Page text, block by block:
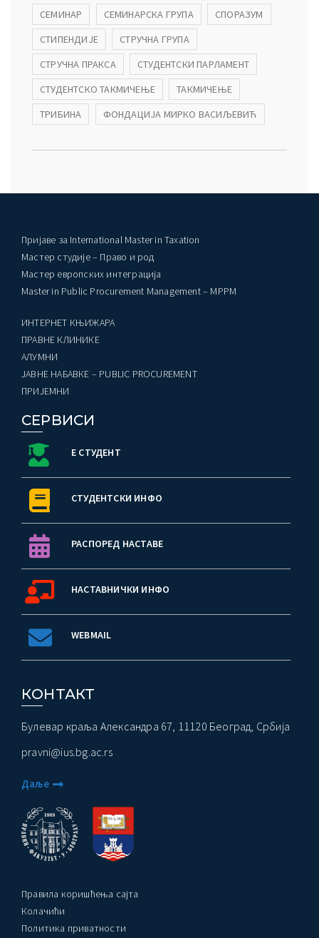
СЕМИНАР
СЕМИНАРСКА ГРУПА
СПОРАЗУМ
СТИПЕНДИЈЕ
СТРУЧНА ГРУПА
СТРУЧНА ПРАКСА
СТУДЕНТСКИ ПАРЛАМЕНТ
СТУДЕНТСКО ТАКМИЧЕЊЕ
ТАКМИЧЕЊЕ
ТРИБИНА
ФОНДАЦИЈА МИРКО ВАСИЉЕВИЋ
Пријаве за International Master in Taxation
Мастер студије – Право и род
Мастер европских интеграција
Master in Public Procurement Management – MPPM
ИНТЕРНЕТ КЊИЖАРА
ПРАВНЕ КЛИНИКЕ
AЛУМНИ
ЈАВНЕ НАБАВКЕ – PUBLIC PROCUREMENT
ПРИЈЕМНИ
СЕРВИСИ
Е СТУДЕНТ
СТУДЕНТСКИ ИНФО
РАСПОРЕД НАСТАВЕ
НАСТАВНИЧКИ ИНФО
WEBMAIL
КОНТАКТ
Булевар краља Александра 67, 11120 Београд, Србија
pravni@ius.bg.ac.rs
Даље
Правила коришћења сајта
Колачићи
Политика приватности